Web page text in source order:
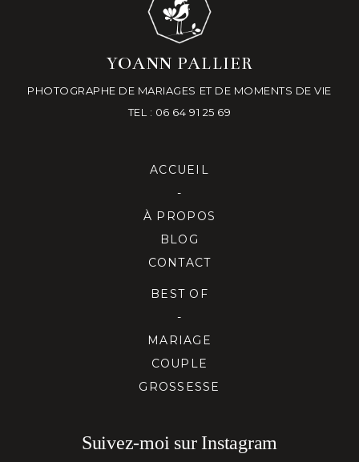
YOANN PALLIER
PHOTOGRAPHE DE MARIAGES ET DE MOMENTS DE VIE
TEL : 06 64 91 25 69
ACCUEIL
-
À PROPOS
BLOG
CONTACT
BEST OF
-
MARIAGE
COUPLE
GROSSESSE
Suivez-moi sur Instagram